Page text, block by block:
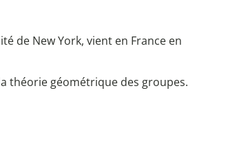
de New York, vient en France en
théorie géométrique des groupes.